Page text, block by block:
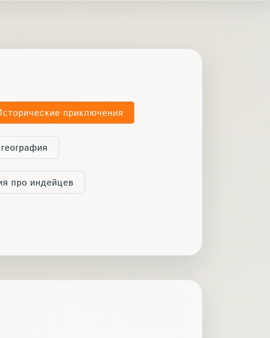
приключения
про индейцев